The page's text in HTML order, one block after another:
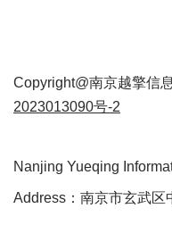
Copyright@南京越擎信
2023013090号-2
Nanjing Yueqing
Address：南京市玄武区